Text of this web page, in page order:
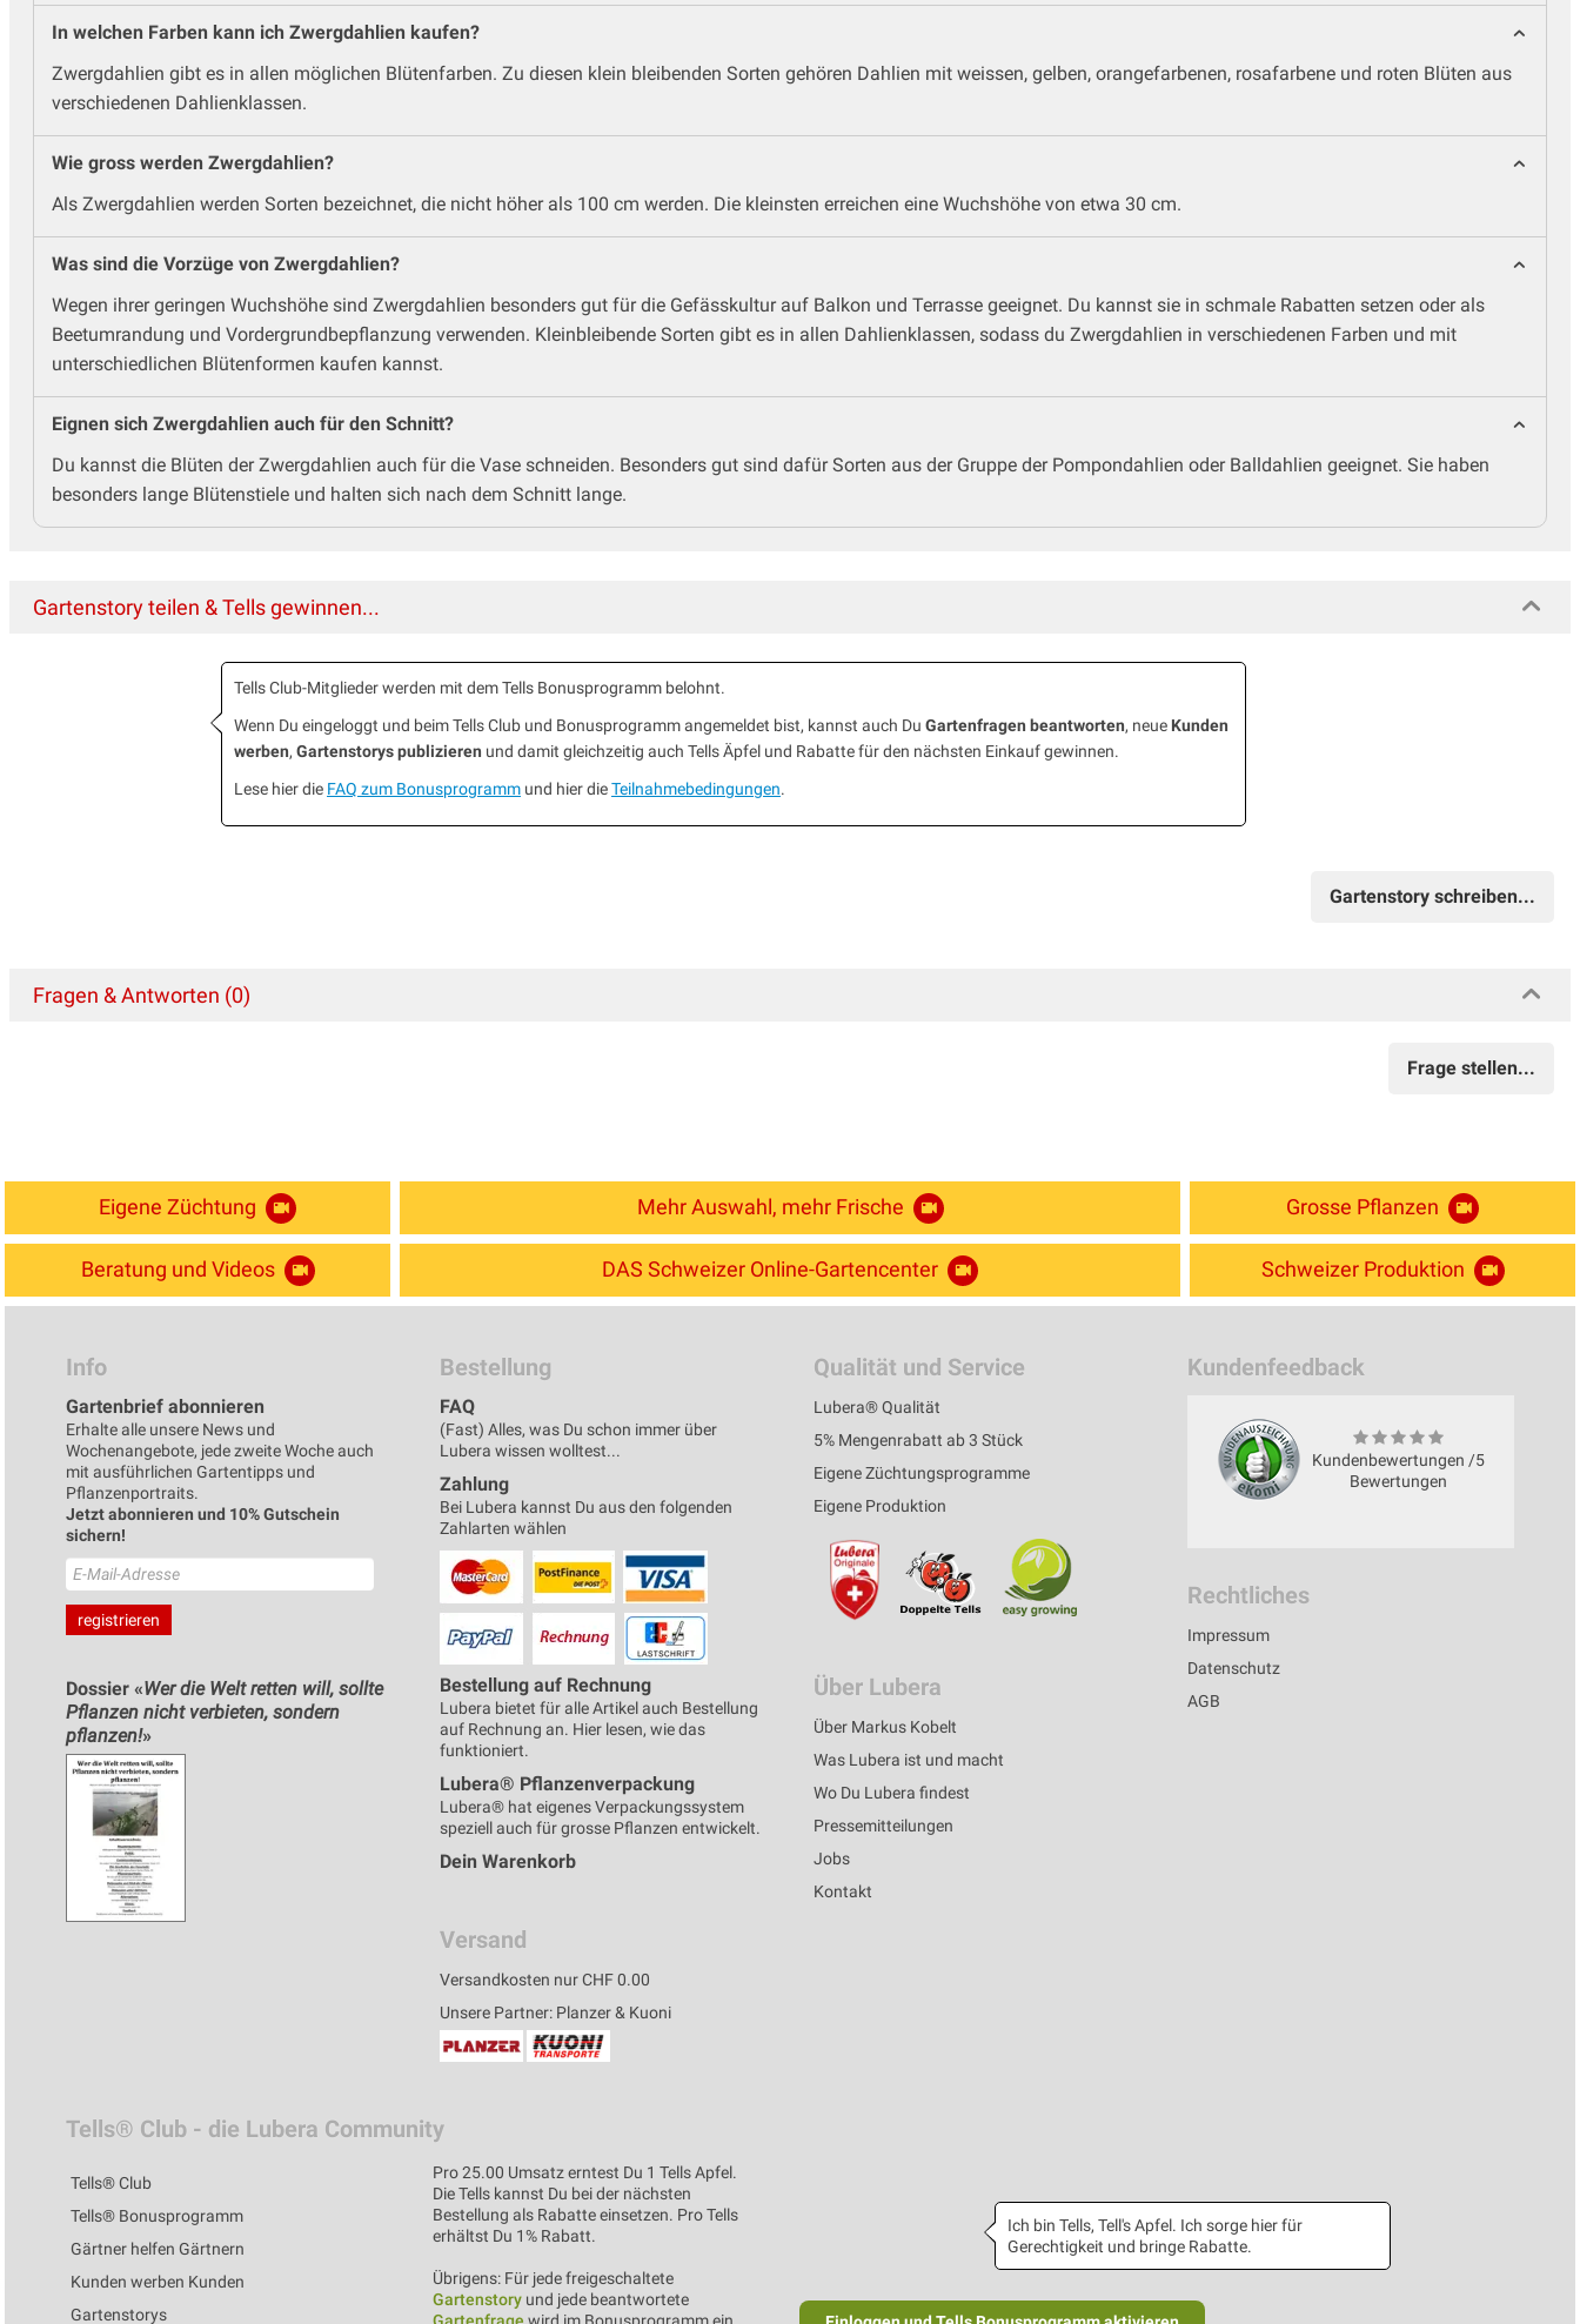
In welchen Farben kann ich Zwergdahlien kaufen?
Zwergdahlien gibt es in allen möglichen Blütenfarben. Zu diesen klein bleibenden Sorten gehören Dahlien mit weissen, gelben, orangefarbenen, rosafarbene und roten Blüten aus
verschiedenen Dahlienklassen.
Wie gross werden Zwergdahlien?
Als Zwergdahlien werden Sorten bezeichnet, die nicht höher als 100 cm werden. Die kleinsten erreichen eine Wuchshöhe von etwa 30 cm.
Was sind die Vorzüge von Zwergdahlien?
Wegen ihrer geringen Wuchshöhe sind Zwergdahlien besonders gut für die Gefässkultur auf Balkon und Terrasse geeignet. Du kannst sie in schmale Rabatten setzen oder als
Beetumrandung und Vordergrundbepflanzung verwenden. Kleinbleibende Sorten gibt es in allen Dahlienklassen, sodass du Zwergdahlien in verschiedenen Farben und mit
unterschiedlichen Blütenformen kaufen kannst.
Eignen sich Zwergdahlien auch für den Schnitt?
Du kannst die Blüten der Zwergdahlien auch für die Vase schneiden. Besonders gut sind dafür Sorten aus der Gruppe der Pompondahlien oder Balldahlien geeignet. Sie haben
besonders lange Blütenstiele und halten sich nach dem Schnitt lange.
Gartenstory teilen & Tells gewinnen...
Tells Club-Mitglieder werden mit dem Tells Bonusprogramm belohnt.
Wenn Du eingeloggt und beim Tells Club und Bonusprogramm angemeldet bist, kannst auch Du Gartenfragen beantworten, neue Kunden
werben, Gartenstorys publizieren und damit gleichzeitig auch Tells Äpfel und Rabatte für den nächsten Einkauf gewinnen.
Lese hier die FAQ zum Bonusprogramm und hier dieTeilnahmebedingungen.
Gartenstory schreiben...
Fragen & Antworten (0)
Frage stellen...
Eigene Züchtung Mehr Auswahl, mehr Frische Grosse Pflanzen
Beratung und Videos DAS Schweizer Online-Gartencenter Schweizer Produktion
Info
Gartenbrief abonnieren
Erhalte alle unsere News und
Wochenangebote, jede zweite Woche auch
mit ausführlichen Gartentipps und
Pflanzenportraits.
Jetzt abonnieren und 10% Gutschein
sichern!
Dossier «Wer die Welt retten will, sollte
Pflanzen nicht verbieten, sondern
pflanzen!»
Bestellung
FAQ
(Fast) Alles, was Du schon immer über
Lubera wissen wolltest...
Zahlung
Bei Lubera kannst Du aus den folgenden
Zahlarten wählen
Bestellung auf Rechnung
Lubera bietet für alle Artikel auch Bestellung
auf Rechnung an. Hier lesen, wie das
funktioniert.
Lubera® Pflanzenverpackung
Lubera® hat eigenes Verpackungssystem
speziell auch für grosse Pflanzen entwickelt.
Dein Warenkorb
Versand
Versandkosten nur CHF 0.00
Unsere Partner: Planzer & Kuoni
Qualität und Service
Lubera® Qualität
5% Mengenrabatt ab 3 Stück
Eigene Züchtungsprogramme
Eigene Produktion
Über Lubera
Über Markus Kobelt
Was Lubera ist und macht
Wo Du Lubera findest
Pressemitteilungen
Jobs
Kontakt
Kundenfeedback
Kundenbewertungen /5
Bewertungen
Rechtliches
Impressum
Datenschutz
AGB
Tells® Club - die Lubera Community
Tells® Club
Tells® Bonusprogramm
Gärtner helfen Gärtnern
Kunden werben Kunden
Gartenstorys
Pro 25.00 Umsatz erntest Du 1 Tells Apfel.
Die Tells kannst Du bei der nächsten
Bestellung als Rabatte einsetzen. Pro Tells
erhältst Du 1% Rabatt.
Übrigens: Für jede freigeschaltete
Gartenstory und jede beantwortete
Gartenfrage wird im Bonusprogramm ein
Ich bin Tells, Tell's Apfel. Ich sorge hier für
Gerechtigkeit und bringe Rabatte.